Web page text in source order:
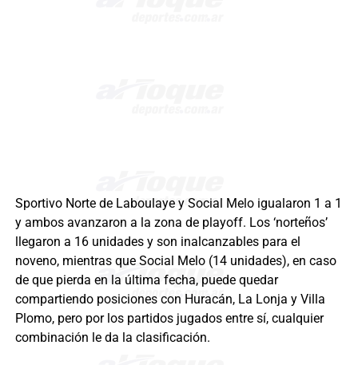
Sportivo Norte de Laboulaye y Social Melo igualaron 1 a 1
y ambos avanzaron a la zona de playoff. Los ‘norteños’
llegaron a 16 unidades y son inalcanzables para el
noveno, mientras que Social Melo (14 unidades), en caso
de que pierda en la última fecha, puede quedar
compartiendo posiciones con Huracán, La Lonja y Villa
Plomo, pero por los partidos jugados entre sí, cualquier
combinación le da la clasificación.